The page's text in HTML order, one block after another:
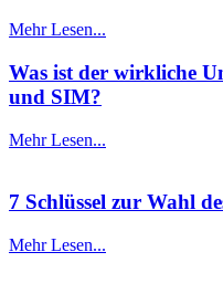
Mehr Lesen...
Was ist der wirkliche
und SIM?
Mehr Lesen...
7 Schlüssel zur Wahl
Mehr Lesen...